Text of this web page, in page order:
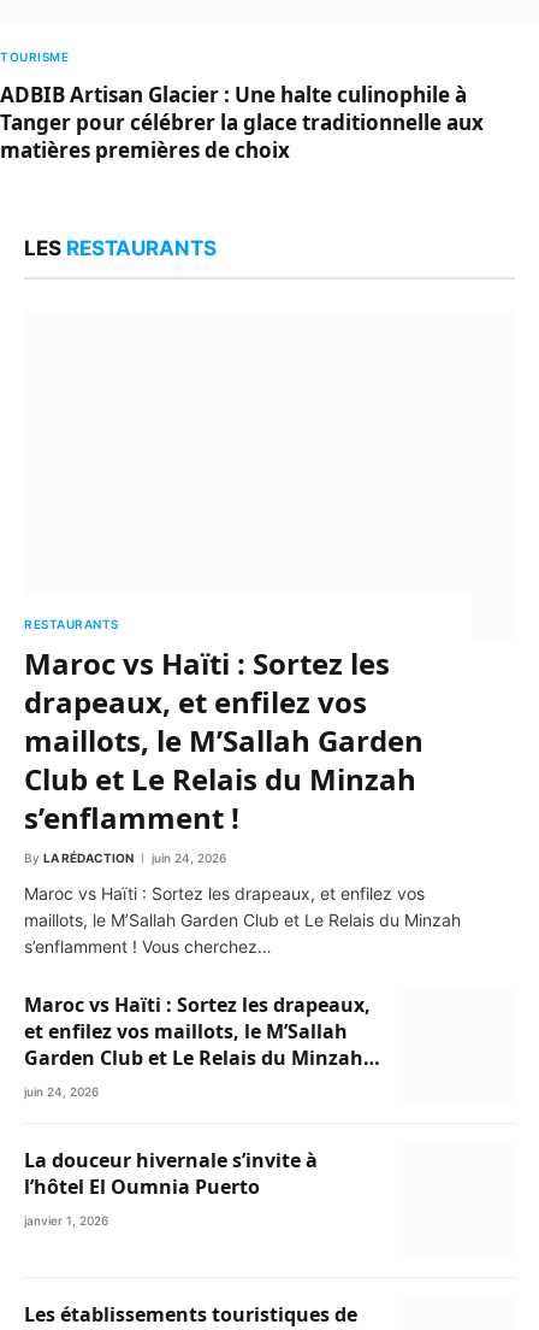
TOURISME
ADBIB Artisan Glacier : Une halte culinophile à
Tanger pour célébrer la glace traditionnelle aux
matières premières de choix
LES RESTAURANTS
RESTAURANTS
Maroc vs Haïti : Sortez les
drapeaux, et enfilez vos
maillots, le M’Sallah Garden
Club et Le Relais du Minzah
s’enflamment !
By LA RÉDACTION juin 24, 2026
Maroc vs Haïti : Sortez les drapeaux, et enfilez vos
maillots, le M’Sallah Garden Club et Le Relais du Minzah
s’enflamment ! Vous cherchez…
Maroc vs Haïti : Sortez les drapeaux,
et enfilez vos maillots, le M’Sallah
Garden Club et Le Relais du Minzah
s’enflamment !
juin 24, 2026
La douceur hivernale s’invite à
l’hôtel El Oumnia Puerto
janvier 1, 2026
Les établissements touristiques de